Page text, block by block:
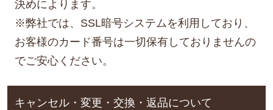
決めによります。
※弊社では、SSL暗号システムを利用しており、
お客様のカード番号は一切保有しておりませんの
でご安心ください。
キャンセル・変更・交換・返品について